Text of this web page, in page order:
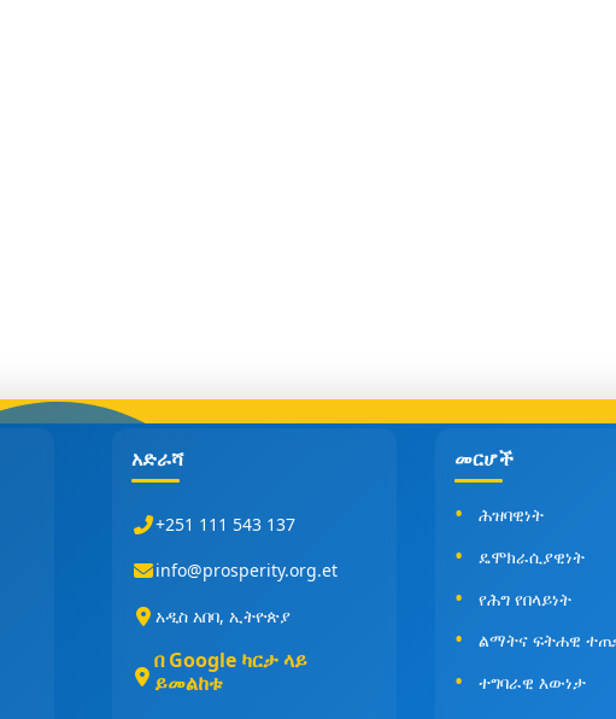
አድራሻ
+251 111 543 137
info@prosperity.org.et
አዲስ አበባ, ኢትዮጵያ
በ Google ካርታ ላይ
ይመልከቱ
መርሆች
ሕዝባዊነት
ዴሞክራሲያዊነት
የሕግ የበላይነት
ልማትና ፍትሐዊ
ተግባራዊ እውነታ